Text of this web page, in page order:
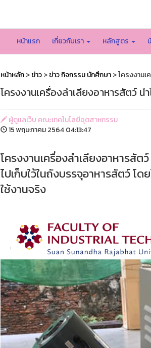
หน้าแรก เกี่ยวกับเรา หลักสูตร
หน้าหลัก>ข่าว>ข่าว กิจกรรม นักศึกษา> โครงงานเ
โครงงานเครื่องลำเลียงอาหารสัตว์ น
ผู้ดูแลเว็บ คณะเทคโนโลยีอุตสาหกรรม
15 พฤษภาคม 2564 04:13:47
โครงงานเครื่องลำเลียงอาหารสัต
ไปเก็บใว้ในถังบรรจุอาหารสัตว์ โ
ใช้งานจริง